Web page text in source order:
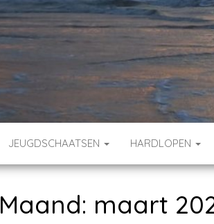
JEUGDSCHAATSEN HARDLOPEN
Maand: maart